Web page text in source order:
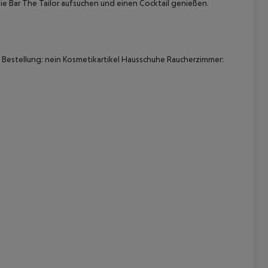
Bar The Tailor aufsuchen und einen Cocktail genießen.
nein Kosmetikartikel Hausschuhe Raucherzimmer: